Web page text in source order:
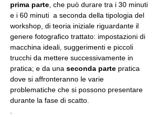
prima parte , che può durare tra i 30 minuti
e i 60 minuti  a seconda della tipologia del
workshop, di teoria iniziale riguardante il
genere fotografico trattato: impostazioni di
macchina ideali, suggerimenti e piccoli
trucchi da mettere successivamente in
pratica; e da una seconda parte pratica
dove si affronteranno le varie
problematiche che si possono presentare
durante la fase di scatto.